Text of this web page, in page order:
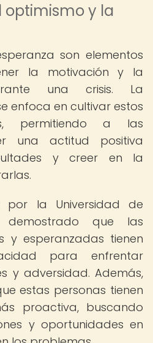
y la
son elementos
la motivación y la
una crisis. La
enfoca en cultivar estos
permitiendo a las
una actitud positiva
y creer en la
por la Universidad de
demostrado que las
y esperanzadas tienen
para enfrentar
y adversidad. Además,
estas personas tienen
proactiva, buscando
y oportunidades en